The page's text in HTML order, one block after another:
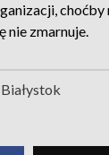
choćby
nie zmarnuje.